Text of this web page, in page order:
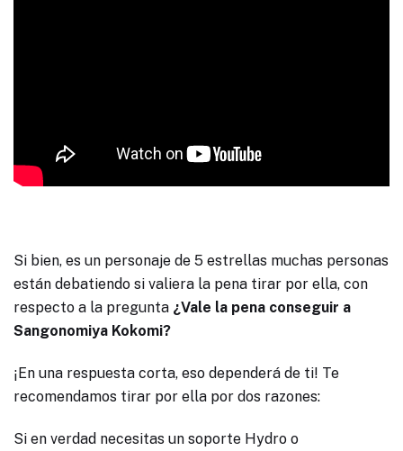
Si bien, es un personaje de 5 estrellas muchas personas
están debatiendo si valiera la pena tirar por ella, con
respecto a la pregunta ¿Vale la pena conseguir a
Sangonomiya Kokomi?
¡En una respuesta corta, eso dependerá de ti! Te
recomendamos tirar por ella por dos razones:
Si en verdad necesitas un soporte Hydro o